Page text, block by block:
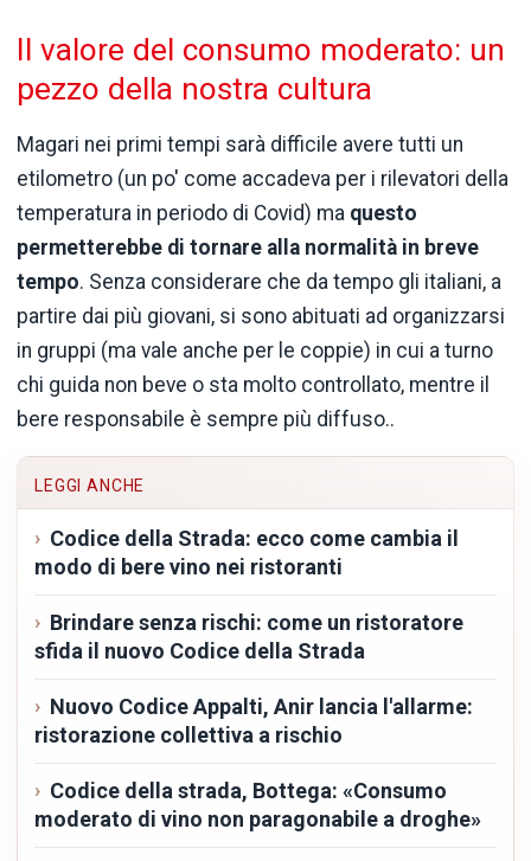
Il valore del consumo moderato: un
pezzo della nostra cultura
Magari nei primi tempi sarà difficile avere tutti un
etilometro (un po' come accadeva per i rilevatori della
temperatura in periodo di Covid) ma questo
permetterebbe di tornare alla normalità in breve
tempo. Senza considerare che da tempo gli italiani, a
partire dai più giovani, si sono abituati ad organizzarsi
in gruppi (ma vale anche per le coppie) in cui a turno
chi guida non beve o sta molto controllato, mentre il
bere responsabile è sempre più diffuso..
LEGGI ANCHE
Codice della Strada: ecco come cambia il
modo di bere vino nei ristoranti
Brindare senza rischi: come un ristoratore
sfida il nuovo Codice della Strada
Nuovo Codice Appalti, Anir lancia l'allarme:
ristorazione collettiva a rischio
Codice della strada, Bottega: «Consumo
moderato di vino non paragonabile a droghe»